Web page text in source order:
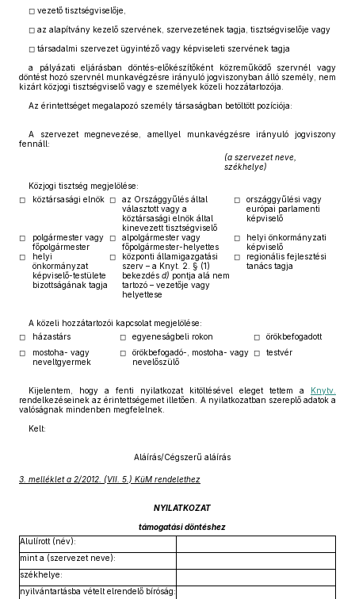
◻ vezető tisztségviselője,
◻ az alapítvány kezelő szervének, szervezetének tagja, tisztségviselője vagy
◻ társadalmi szervezet ügyintéző vagy képviseleti szervének tagja
a pályázati eljárásban döntés-előkészítőként közreműködő szervnél vagy
döntést hozó szervnél munkavégzésre irányuló jogviszonyban álló személy, nem
kizárt közjogi tisztségviselő vagy e személyek közeli hozzátartozója.
Az érintettséget megalapozó személy társaságban betöltött pozíciója:
A szervezet megnevezése, amellyel munkavégzésre irányuló jogviszony
fennáll:
(a szervezet neve,
székhelye)
Közjogi tisztség megjelölése:
◻
köztársasági elnök ◻
az Országgyűlés által
választott vagy a
köztársasági elnök által
kinevezett tisztségviselő
◻
országgyűlési vagy
európai parlamenti
képviselő
◻
polgármester vagy
főpolgármester
◻
alpolgármester vagy
főpolgármester-helyettes
◻
helyi önkormányzati
képviselő
◻
helyi
önkormányzat
képviselő-testülete
bizottságának tagja
◻
központi államigazgatási
szerv – a Knyt. 2. § (1)
bekezdés d) pontja alá nem
tartozó – vezetője vagy
helyettese
◻
regionális fejlesztési
tanács tagja
A közeli hozzátartozói kapcsolat megjelölése:
◻
házastárs ◻ egyeneságbeli rokon ◻
örökbefogadott
◻
mostoha- vagy
neveltgyermek
◻
örökbefogadó-, mostoha- vagy
nevelőszülő
◻ testvér
Kijelentem, hogy a fenti nyilatkozat kitöltésével eleget tettem a Knytv.
rendelkezéseinek az érintettségemet illetően. A nyilatkozatban szereplő adatok a
valóságnak mindenben megfelelnek.
Kelt:
Aláírás/Cégszerű aláírás
3. melléklet a 2/2012. (VII. 5.) KüM rendelethez
NYILATKOZAT
támogatási döntéshez
Alulírott (név):
mint a (szervezet neve):
székhelye:
nyilvántartásba vételt elrendelő bíróság: